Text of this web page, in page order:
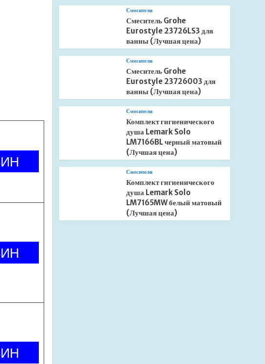
Смесители
Смеситель Grohe
Eurostyle 23726LS3 для
ванны (Лучшая цена)
Смесители
Смеситель Grohe
Eurostyle 23726003 для
ванны (Лучшая цена)
Смесители
Комплект гигиенического
душа Lemark Solo
LM7166BL черный матовый
(Лучшая цена)
Смесители
Комплект гигиенического
душа Lemark Solo
LM7165MW белый матовый
(Лучшая цена)